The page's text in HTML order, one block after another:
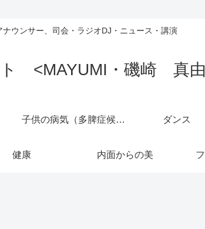
ナウンサー、司会・ラジオDJ・ニュース・講演
ト <MAYUMI・磯崎 真
子供の病気（多脾症候群） ダンス
健康 内面からの美